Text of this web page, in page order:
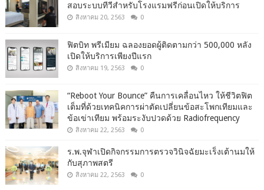
สอบระบบทีวีสำหรับโรงแรมฟรีก่อนเปิดให้บริการ
สิงหาคม 20, 2563 0
ฟิตบิท พรีเมียม ฉลองยอดผู้ติดตามกว่า 500,000 หลัง
เปิดให้บริการเพียงปีแรก
สิงหาคม 19, 2563 0
“Reboot Your Bounce” คืนการเคลื่อนไหว ให้ชีวิตฟิต
เต็มที่ด้วยเทคนิคการผ่าตัดเปลี่ยนข้อสะโพกเทียมและ
ข้อเข่าเทียม พร้อมระงับปวดด้วย Radiofrequency
สิงหาคม 22, 2563 0
ร.พ.จุฬาเปิดกิจกรรมการตรวจวินิจฉัยมะเร็งเต้านมให้
กับสุภาพสตรี
สิงหาคม 22, 2563 0